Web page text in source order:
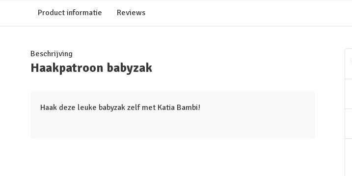
Product informatie Reviews
Beschrijving
Haakpatroon babyzak
Haak deze leuke babyzak zelf met Katia Bambi!